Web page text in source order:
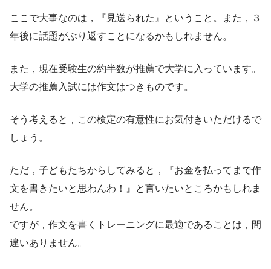
ここで大事なのは，『見送られた』ということ。また，３
年後に話題がぶり返すことになるかもしれません。
また，現在受験生の約半数が推薦で大学に入っています。
大学の推薦入試には作文はつきものです。
そう考えると，この検定の有意性にお気付きいただけるで
しょう。
ただ，子どもたちからしてみると，『お金を払ってまで作
文を書きたいと思わんわ！』と言いたいところかもしれま
せん。
ですが，作文を書くトレーニングに最適であることは，間
違いありません。